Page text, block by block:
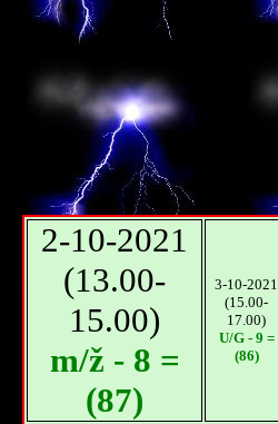
2-10-2021
(13.00-
15.00)
m/ž - 8 =
(87)
3-10-2021
(15.00-
17.00)
U/G - 9 =
(86)